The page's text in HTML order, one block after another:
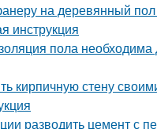
на деревянный
инструкция
пола
кирпичную стену
разводить цемент с